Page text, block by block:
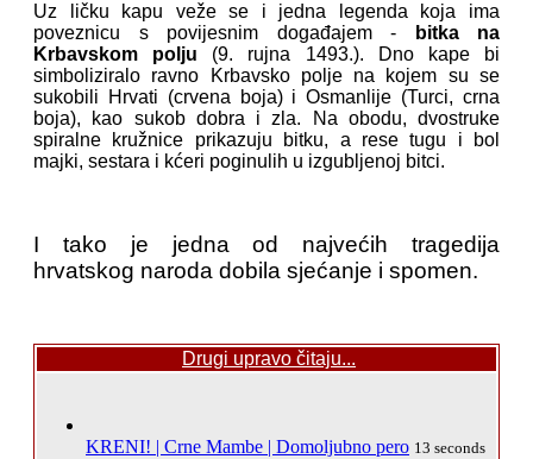
Uz ličku kapu veže se i jedna legenda koja ima
poveznicu s povijesnim događajem -
bitka na
Krbavskom polju (9. rujna 1493.). Dno kape bi
simboliziralo ravno Krbavsko polje na kojem su se
sukobili Hrvati (crvena boja) i Osmanlije (Turci, crna
boja), kao sukob dobra i zla. Na obodu, dvostruke
spiralne kružnice prikazuju bitku, a rese tugu i bol
majki, sestara i kćeri poginulih u izgubljenoj bitci.
I tako je jedna od najvećih tragedija
hrvatskog naroda dobila sjećanje i spomen.
Drugi upravo čitaju...
KRENI! | Crne Mambe | Domoljubno pero 13 seconds